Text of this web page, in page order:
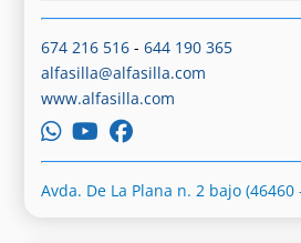
674 216 516 -644 190 365
alfasilla@alfasilla.com
www.alfasilla.com
Avda. De La Plana n. 2 bajo